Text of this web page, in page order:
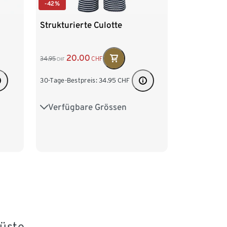
-42%
Strukturierte Culotte
34.95 CHF 20.00 CHF
30-Tage-Bestpreis: 34.95 CHF
Verfügbare Grössen
S 36/38 M 40/42 L 44/46